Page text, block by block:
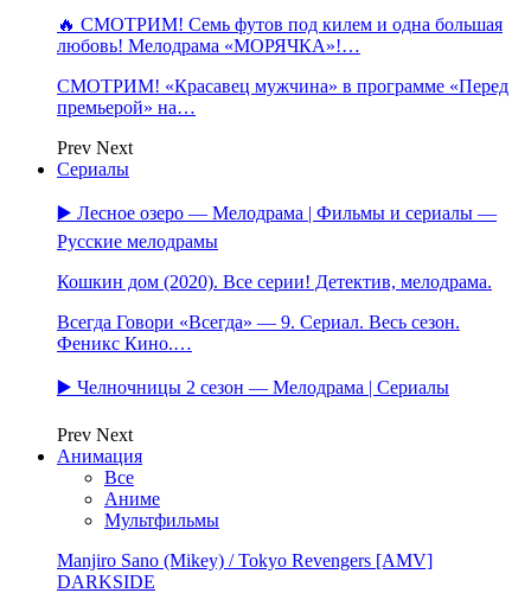
🔥 СМОТРИМ! Семь футов под килем и одна большая
любовь! Мелодрама «МОРЯЧКА»!…
СМОТРИМ! «Красавец мужчина» в программе «Перед
премьерой» на…
Prev Next
Сериалы
▶️ Лесное озеро — Мелодрама | Фильмы и сериалы —
Русские мелодрамы
Кошкин дом (2020). Все серии! Детектив, мелодрама.
Всегда Говори «Всегда» — 9. Сериал. Весь сезон.
Феникс Кино.…
▶️ Челночницы 2 сезон — Мелодрама | Сериалы
Prev Next
Анимация
Все
Аниме
Мультфильмы
Manjiro Sano (Mikey) / Tokyo Revengers [AMV]
DARKSIDE